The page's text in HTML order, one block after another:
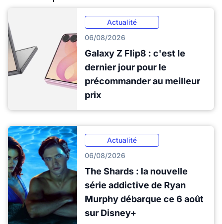
Actualité
06/08/2026
Galaxy Z Flip8 : c'est le
dernier jour pour le
précommander au meilleur
prix
Actualité
06/08/2026
The Shards : la nouvelle
série addictive de Ryan
Murphy débarque ce 6 août
sur Disney+